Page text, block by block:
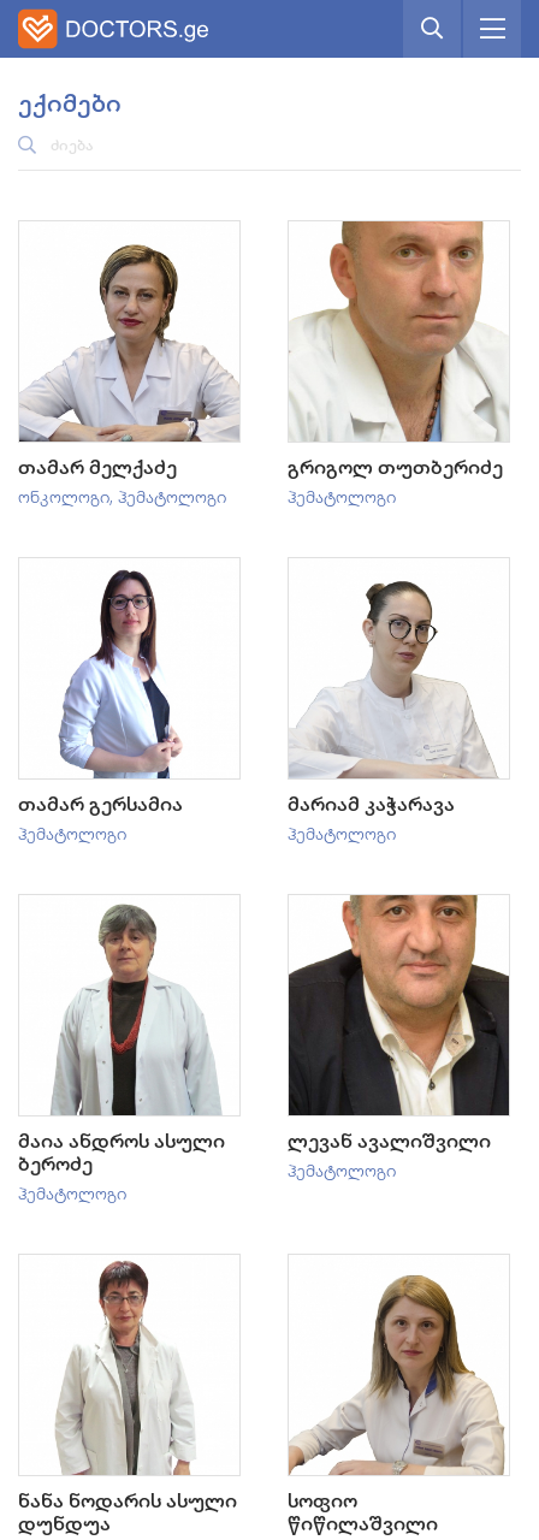
ექიმები
თამარ მელქაძე
ონკოლოგი, ჰემატოლოგი
გრიგოლ თუთბერიძე
ჰემატოლოგი
თამარ გერსამია
ჰემატოლოგი
მარიამ კაჭარავა
ჰემატოლოგი
მაია ანდროს ასული
ბეროძე
ჰემატოლოგი
ლევან ავალიშვილი
ჰემატოლოგი
ნანა ნოდარის ასული
დუნდუა
სოფიო
წიწილაშვილი